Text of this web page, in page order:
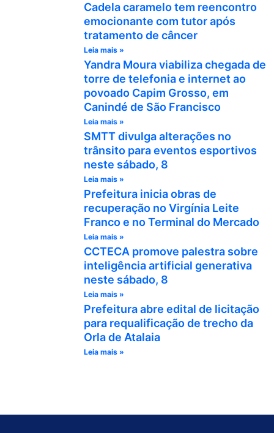
Cadela caramelo tem reencontro
emocionante com tutor após
tratamento de câncer
Leia mais »
Yandra Moura viabiliza chegada de
torre de telefonia e internet ao
povoado Capim Grosso, em
Canindé de São Francisco
Leia mais »
SMTT divulga alterações no
trânsito para eventos esportivos
neste sábado, 8
Leia mais »
Prefeitura inicia obras de
recuperação no Virgínia Leite
Franco e no Terminal do Mercado
Leia mais »
CCTECA promove palestra sobre
inteligência artificial generativa
neste sábado, 8
Leia mais »
Prefeitura abre edital de licitação
para requalificação de trecho da
Orla de Atalaia
Leia mais »